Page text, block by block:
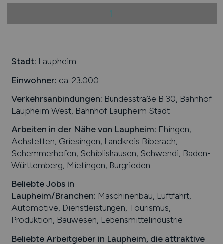
1
Stadt: Laupheim
Einwohner: ca. 23.000
Verkehrsanbindungen: Bundesstraße B 30, Bahnhof
Laupheim West, Bahnhof Laupheim Stadt
Arbeiten in der Nähe von Laupheim: Ehingen,
Achstetten, Griesingen, Landkreis Biberach,
Schemmerhofen, Schiblishausen, Schwendi, Baden-
Württemberg, Mietingen, Burgrieden
Beliebte Jobs in
Laupheim/Branchen: Maschinenbau, Luftfahrt,
Automotive, Dienstleistungen, Tourismus,
Produktion, Bauwesen, Lebensmittelindustrie
Beliebte Arbeitgeber in Laupheim, die attraktive